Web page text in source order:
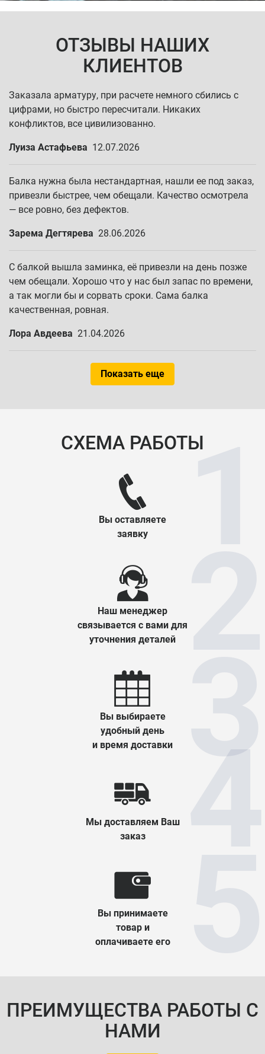
ОТЗЫВЫ НАШИХ
КЛИЕНТОВ
Заказала арматуру, при расчете немного сбились с
цифрами, но быстро пересчитали. Никаких
конфликтов, все цивилизованно.
Луиза Астафьева 12.07.2026
Балка нужна была нестандартная, нашли ее под заказ,
привезли быстрее, чем обещали. Качество осмотрела
— все ровно, без дефектов.
Зарема Дегтярева 28.06.2026
С балкой вышла заминка, её привезли на день позже
чем обещали. Хорошо что у нас был запас по времени,
а так могли бы и сорвать сроки. Сама балка
качественная, ровная.
Лора Авдеева 21.04.2026
Показать еще
СХЕМА РАБОТЫ
Вы оставляете
заявку
Наш менеджер
связывается с вами для
уточнения деталей
Вы выбираете
удобный день
и время доставки
Мы доставляем Ваш
заказ
Вы принимаете
товар и
оплачиваете его
ПРЕИМУЩЕСТВА РАБОТЫ С
НАМИ